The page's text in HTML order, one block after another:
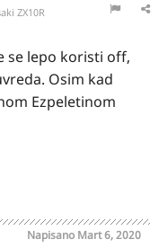
ZX10R
se lepo koristi off,
Osim kad
Ezpeletinom
Napisano Mart 6, 2020